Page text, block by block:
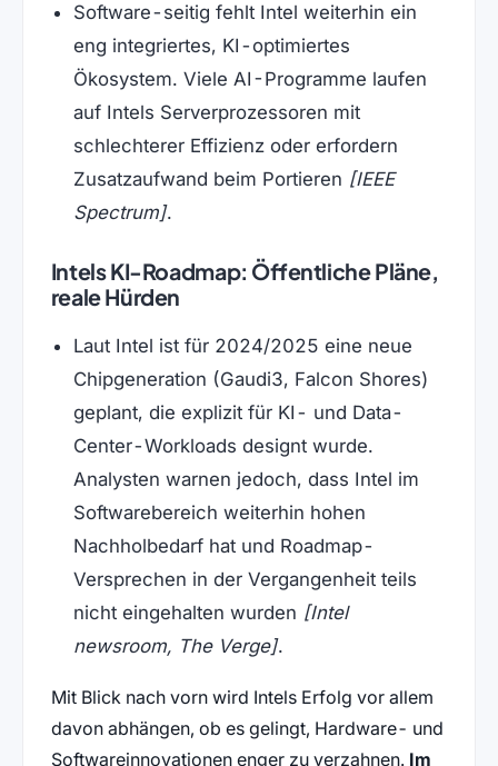
Software-seitig fehlt Intel weiterhin ein
eng integriertes, KI-optimiertes
Ökosystem. Viele AI-Programme laufen
auf Intels Serverprozessoren mit
schlechterer Effizienz oder erfordern
Zusatzaufwand beim Portieren [IEEE
Spectrum].
Intels KI-Roadmap: Öffentliche Pläne,
reale Hürden
Laut Intel ist für 2024/2025 eine neue
Chipgeneration (Gaudi3, Falcon Shores)
geplant, die explizit für KI- und Data-
Center-Workloads designt wurde.
Analysten warnen jedoch, dass Intel im
Softwarebereich weiterhin hohen
Nachholbedarf hat und Roadmap-
Versprechen in der Vergangenheit teils
nicht eingehalten wurden [Intel
newsroom, The Verge].
Mit Blick nach vorn wird Intels Erfolg vor allem
davon abhängen, ob es gelingt, Hardware- und
Softwareinnovationen enger zu verzahnen. Im